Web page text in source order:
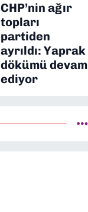
CHP’nin ağır
topları
partiden
ayrıldı: Yaprak
dökümü devam
ediyor